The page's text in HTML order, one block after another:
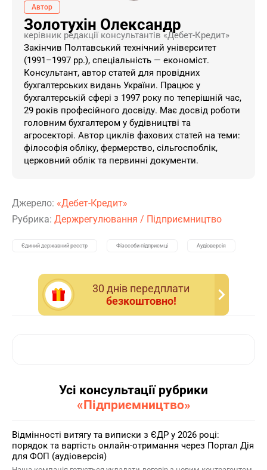
Автор
Золотухін Олександр
керівник редакції консультантів «Дебет-Кредит»
Закінчив Полтавський технічний університет
(1991–1997 рр.), спеціальність — економіст.
Консультант, автор статей для провідних
бухгалтерських видань України. ​Працює у
бухгалтерській сфері з 1997 року по теперішній час,
29 років професійного досвіду. Має досвід роботи
головним бухгалтером у будівництві та
агросекторі. Автор циклів фахових статей на теми:
філософія обліку, фермерство, сільгоспоблік,
церковний облік та первинні документи.
Джерело: «Дебет-Кредит»
Рубрика: Держрегулювання / Підприємництво
Єдиний державний реєстр Фізособи-підприємці Аудіоверсія
30 днiв передплати
безкоштовно!
Усі консультації рубрики
«Підприємництво»
Відмінності витягу та виписки з ЄДР у 2026 році:
порядок та вартість онлайн-отримання через Портал Дія
для ФОП (аудіоверсія)